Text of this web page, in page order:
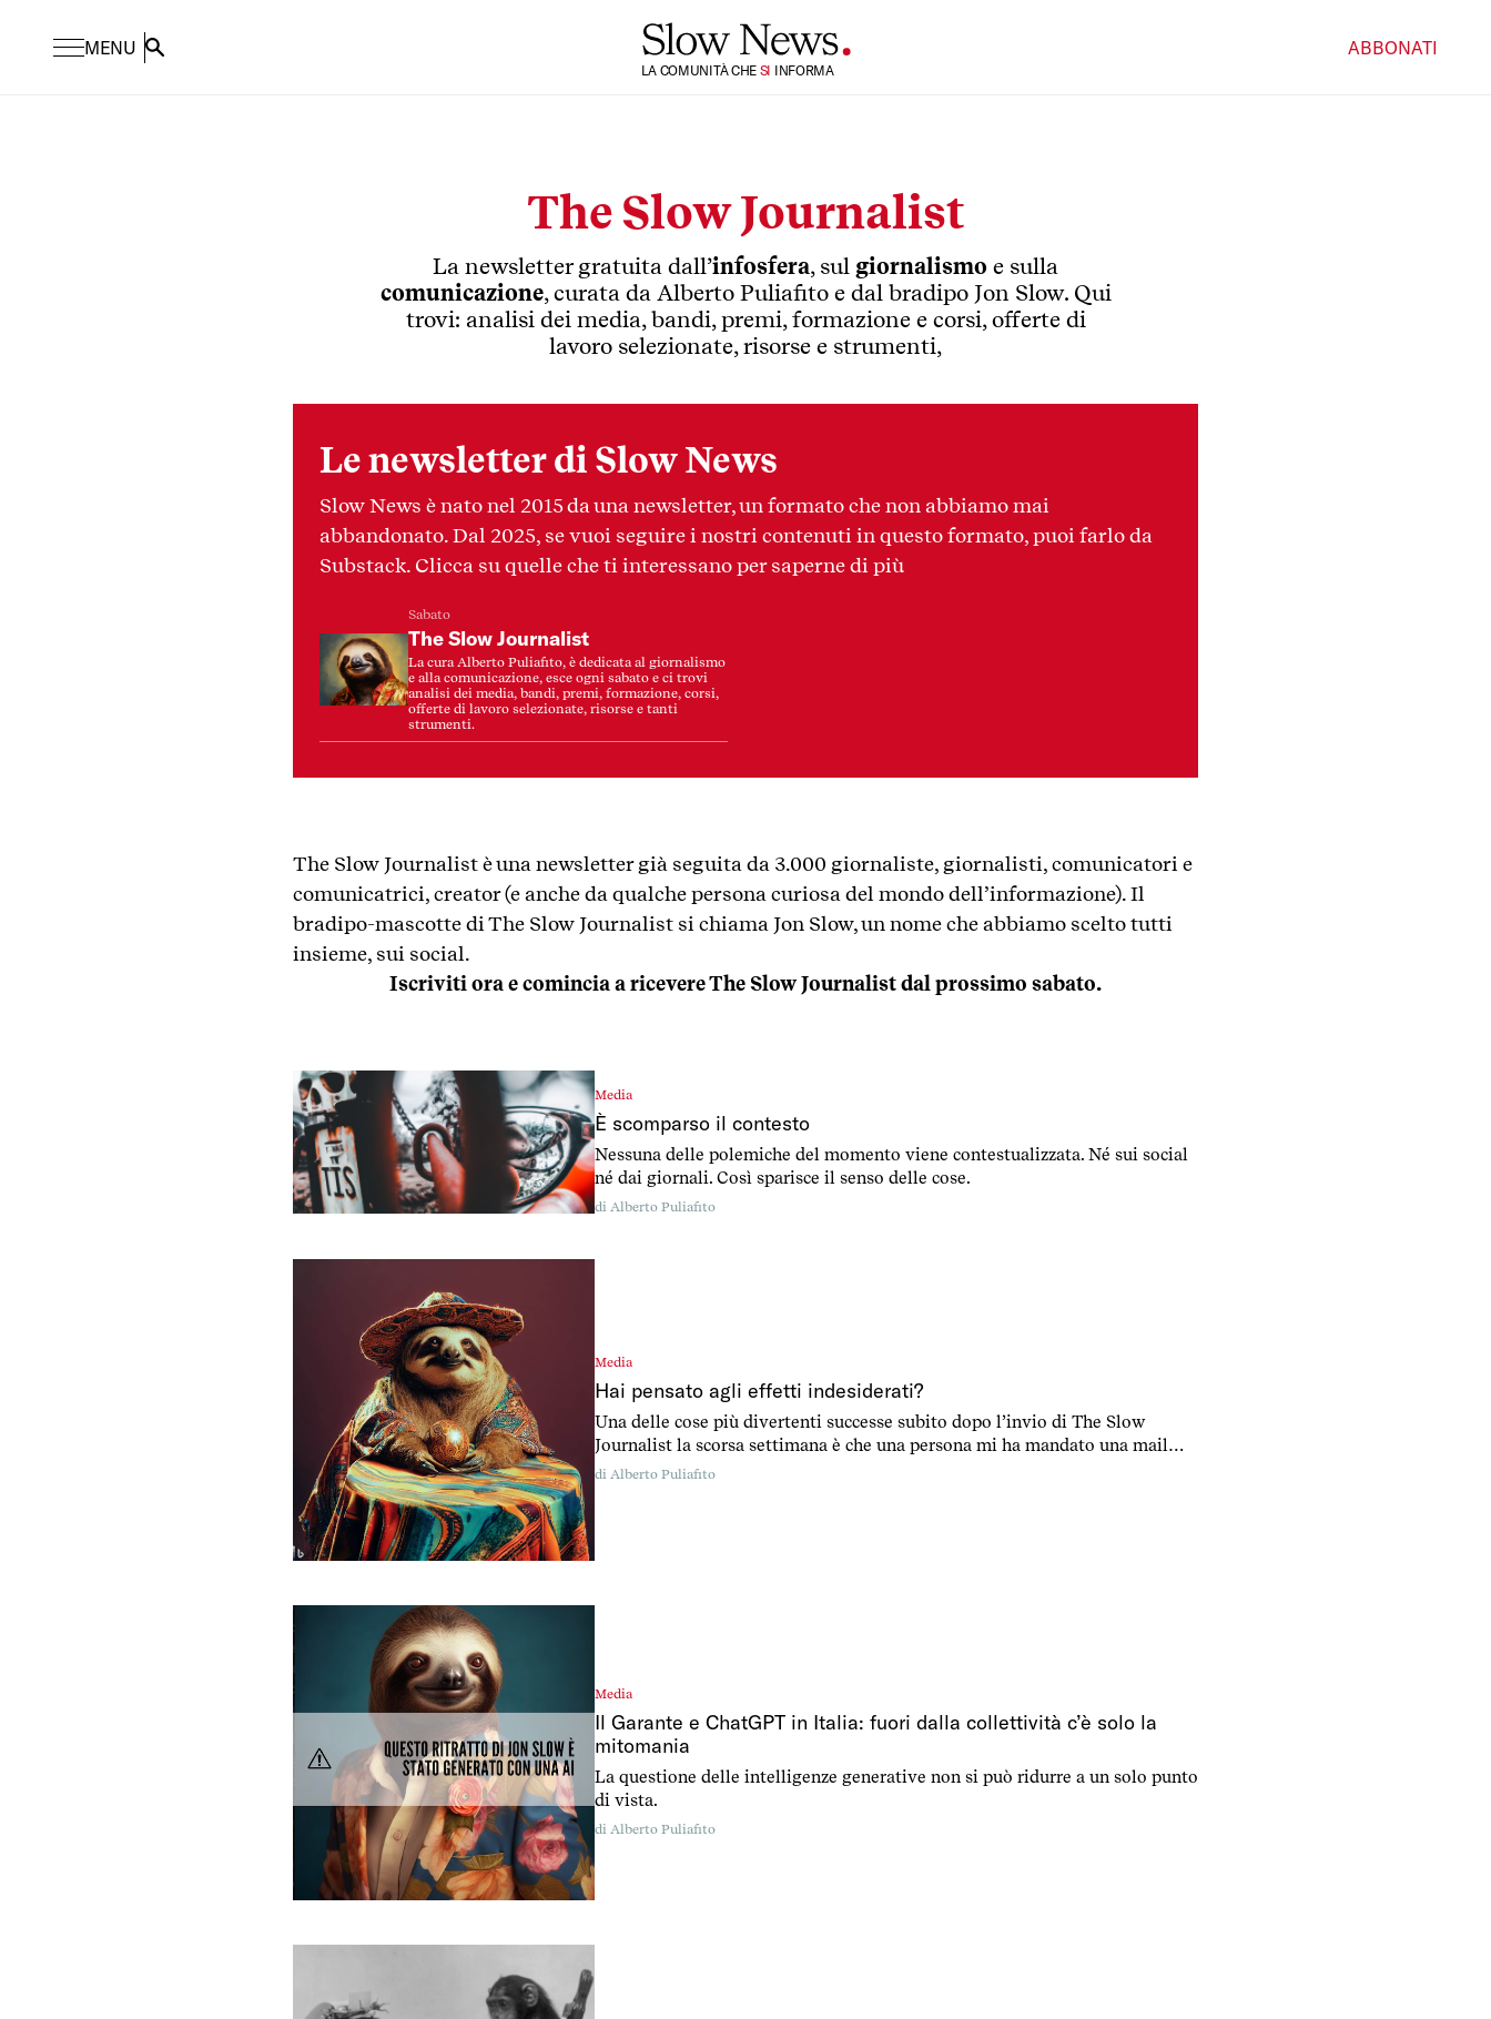
MENU Search
LA COMUNITÀ CHE
TI
SI INFORMA
ABBONATI
The Slow Journalist
La newsletter gratuita dall’infosfera, sul giornalismo e sulla
comunicazione, curata da Alberto Puliafito e dal bradipo Jon Slow. Qui
trovi: analisi dei media, bandi, premi, formazione e corsi, offerte di
lavoro selezionate, risorse e strumenti,
Le newsletter di Slow News
Slow News è nato nel 2015 da una newsletter, un formato che non abbiamo mai
abbandonato. Dal 2025, se vuoi seguire i nostri contenuti in questo formato, puoi farlo da
Substack. Clicca su quelle che ti interessano per saperne di più
Sabato
The Slow Journalist
La cura Alberto Puliafito, è dedicata al giornalismo
e alla comunicazione, esce ogni sabato e ci trovi
analisi dei media, bandi, premi, formazione, corsi,
offerte di lavoro selezionate, risorse e tanti
strumenti.
The Slow Journalist è una newsletter già seguita da 3.000 giornaliste, giornalisti, comunicatori e
comunicatrici, creator (e anche da qualche persona curiosa del mondo dell’informazione). Il
bradipo-mascotte di The Slow Journalist si chiama Jon Slow, un nome che abbiamo scelto tutti
insieme, sui social.
Iscriviti ora e comincia a ricevere The Slow Journalist dal prossimo sabato.
Media
È scomparso il contesto
Nessuna delle polemiche del momento viene contestualizzata. Né sui social
né dai giornali. Così sparisce il senso delle cose.
di Alberto Puliafito
Media
Hai pensato agli effetti indesiderati?
Una delle cose più divertenti successe subito dopo l’invio di The Slow
Journalist la scorsa settimana è che una persona mi ha mandato una mail
scarnissima. C’era scritto solo: “Disiscrivimi”. La cosa mi ha fatto sorridere e
di Alberto Puliafito
Media
Il Garante e ChatGPT in Italia: fuori dalla collettività c’è solo la
mitomania
La questione delle intelligenze generative non si può ridurre a un solo punto
di vista.
di Alberto Puliafito